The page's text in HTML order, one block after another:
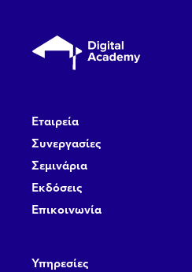
Εταιρεία
Συνεργασίες
Σεμινάρια
Εκδόσεις
Επικοινωνία
Υπηρεσίες